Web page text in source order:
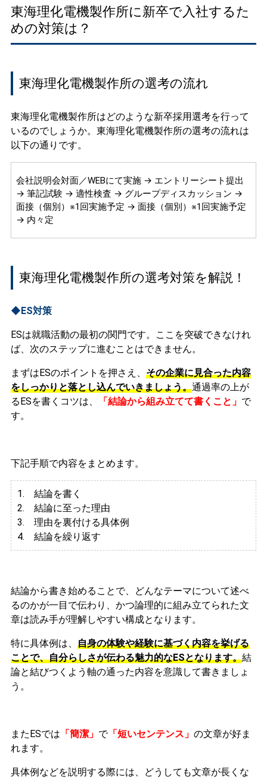
東海理化電機製作所に新卒で入社するた
めの対策は？
東海理化電機製作所の選考の流れ
東海理化電機製作所はどのような新卒採用選考を行って
いるのでしょうか。東海理化電機製作所の選考の流れは
以下の通りです。
会社説明会対面／WEBにて実施 → エントリーシート提出
→ 筆記試験 → 適性検査 → グループディスカッション →
面接（個別）※1回実施予定 → 面接（個別）※1回実施予定
→ 内々定
東海理化電機製作所の選考対策を解説！
◆ES対策
ESは就職活動の最初の関門です。ここを突破できなけれ
ば、次のステップに進むことはできません。
まずはESのポイントを押さえ、 その企業に見合った内容
をしっかりと落とし込んでいきましょう。通過率の上が
るESを書くコツは、
「結論から組み立てて書くこと」 で
す。
下記手順で内容をまとめます。
1. 結論を書く
2. 結論に至った理由
3. 理由を裏付ける具体例
4. 結論を繰り返す
結論から書き始めることで、どんなテーマについて述べ
るのかが一目で伝わり、かつ論理的に組み立てられた文
章は読み手が理解しやすい構成となります。
特に具体例は、 自身の体験や経験に基づく内容を挙げる
ことで、自分らしさが伝わる魅力的なESとなります。結
論と結びつくよう軸の通った内容を意識して書きましょ
う。
またESでは 「簡潔」 で「短いセンテンス」 の文章が好ま
れます。
具体例などを説明する際には、どうしても文章が長くな